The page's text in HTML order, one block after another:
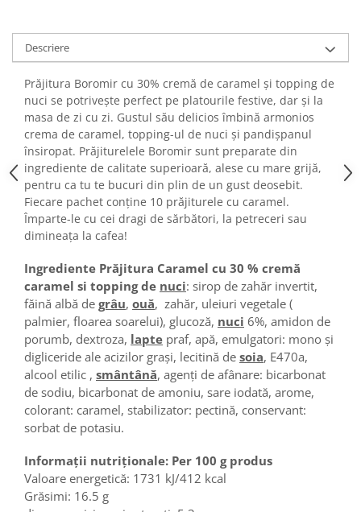
Biscuiti
Turta dulce
Turta dulce cu nuci
Turta dulce de Sibiu
Turta dulce cu miere
Croissant
Croissant Duofino
Croissant cu maia
Cornulete
Boromele
Cornulete fragede
Pasca
Pasca Fresh
Cereale
Paine
Paine ambalata
Chifle
Colaci festivi
Snack-uri sărate
Covrigi cu ulei de masline
Covrigi de Buzau
Grisine
Descriere
Prăjitura Boromir cu 30% cremă de caramel și topping de
nuci se potrivește perfect pe platourile festive, dar și la
masa de zi cu zi. Gustul său delicios îmbină armonios
crema de caramel, topping-ul de nuci și pandișpanul
însiropat. Prăjiturelele Boromir sunt preparate din
ingrediente de calitate superioară, alese cu mare grijă,
pentru ca tu te bucuri din plin de un gust deosebit.
Fiecare pachet conține 10 prăjiturele cu caramel.
Împarte-le cu cei dragi de sărbători, la petreceri sau
dimineața la cafea!
Ingrediente Prăjitura Caramel cu 30 % cremă
caramel si topping de nuci: sirop de zahăr invertit,
făină albă de grâu, ouă, zahăr, uleiuri vegetale (
palmier, floarea soarelui), glucoză, nuci 6%, amidon de
porumb, dextroza, lapte praf, apă, emulgatori: mono și
digliceride ale acizilor grași, lecitină de soia, E470a,
alcool etilic , smântână, agenți de afânare: bicarbonat
de sodiu, bicarbonat de amoniu, sare iodată, arome,
colorant: caramel, stabilizator: pectină, conservant:
sorbat de potasiu.
Informații nutriționale: Per 100 g produs
Valoare energetică: 1731 kJ/412 kcal
Grăsimi: 16.5 g